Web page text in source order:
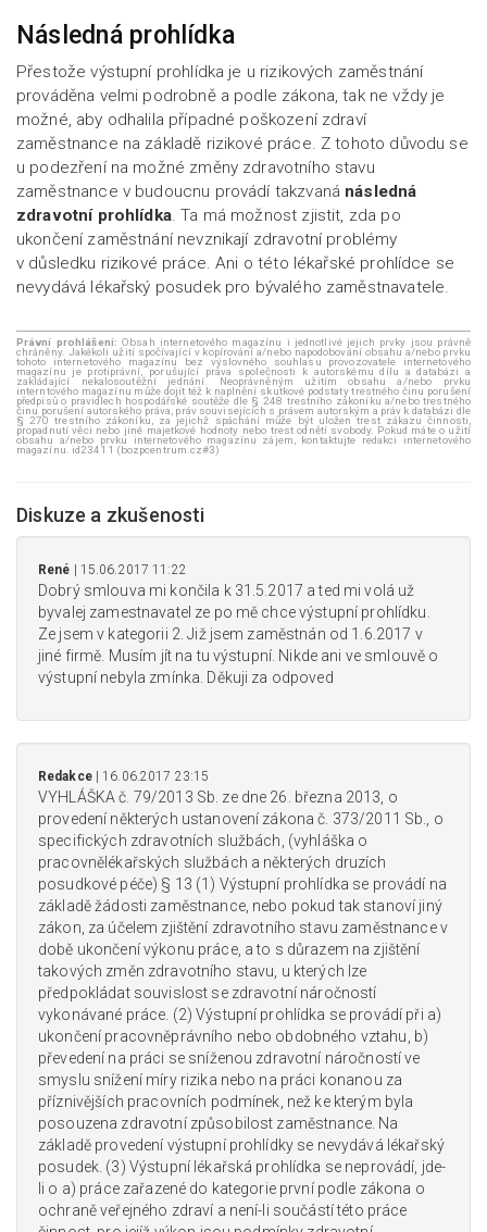
Následná prohlídka
Přestože výstupní prohlídka je u rizikových zaměstnání
prováděna velmi podrobně a podle zákona, tak ne vždy je
možné, aby odhalila případné poškození zdraví
zaměstnance na základě rizikové práce. Z tohoto důvodu se
u podezření na možné změny zdravotního stavu
zaměstnance v budoucnu provádí takzvaná následná
zdravotní prohlídka. Ta má možnost zjistit, zda po
ukončení zaměstnání nevznikají zdravotní problémy
v důsledku rizikové práce. Ani o této lékařské prohlídce se
nevydává lékařský posudek pro bývalého zaměstnavatele.
Právní prohlášení: Obsah internetového magazínu i jednotlivé jejich prvky jsou právně
chráněny. Jakékoli užití spočívající v kopírování a/nebo napodobování obsahu a/nebo prvku
tohoto internetového magazínu bez výslovného souhlasu provozovatele internetového
magazínu je protiprávní, porušující práva společnosti k autorskému dílu a databázi a
zakládající nekalosoutěžní jednání. Neoprávněným užitím obsahu a/nebo prvku
interntového magazínu může dojít též k naplnění skutkové podstaty trestného činu porušení
předpisů o pravidlech hospodářské soutěže dle § 248 trestního zákoníku a/nebo trestného
činu porušení autorského práva, práv souvisejících s právem autorským a práv k databázi dle
§ 270 trestního zákoníku, za jejichž spáchání může být uložen trest zákazu činnosti,
propadnutí věci nebo jiné majetkové hodnoty nebo trest odnětí svobody. Pokud máte o užití
obsahu a/nebo prvku internetového magazínu zájem, kontaktujte redakci internetového
magazínu. id23411 (bozpcentrum.cz#3)
Diskuze a zkušenosti
René | 15.06.2017 11:22
Dobrý smlouva mi končila k 31.5.2017 a ted mi volá už
byvalej zamestnavatel ze po mě chce výstupní prohlídku.
Ze jsem v kategorii 2. Již jsem zaměstnán od 1.6.2017 v
jiné firmě. Musím jít na tu výstupní. Nikde ani ve smlouvě o
výstupní nebyla zmínka. Děkuji za odpoved
Redakce| 16.06.2017 23:15
VYHLÁŠKA č. 79/2013 Sb. ze dne 26. března 2013, o
provedení některých ustanovení zákona č. 373/2011 Sb., o
specifických zdravotních službách, (vyhláška o
pracovnělékařských službách a některých druzích
posudkové péče) § 13 (1) Výstupní prohlídka se provádí na
základě žádosti zaměstnance, nebo pokud tak stanoví jiný
zákon, za účelem zjištění zdravotního stavu zaměstnance v
době ukončení výkonu práce, a to s důrazem na zjištění
takových změn zdravotního stavu, u kterých lze
předpokládat souvislost se zdravotní náročností
vykonávané práce. (2) Výstupní prohlídka se provádí při a)
ukončení pracovněprávního nebo obdobného vztahu, b)
převedení na práci se sníženou zdravotní náročností ve
smyslu snížení míry rizika nebo na práci konanou za
příznivějších pracovních podmínek, než ke kterým byla
posouzena zdravotní způsobilost zaměstnance. Na
základě provedení výstupní prohlídky se nevydává lékařský
posudek. (3) Výstupní lékařská prohlídka se neprovádí, jde-
li o a) práce zařazené do kategorie první podle zákona o
ochraně veřejného zdraví a není-li součástí této práce